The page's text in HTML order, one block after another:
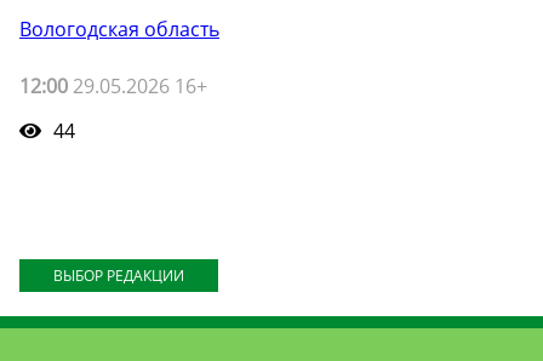
Вологодская область
12:00 29.05.2026 16+
44
ВЫБОР РЕДАКЦИИ